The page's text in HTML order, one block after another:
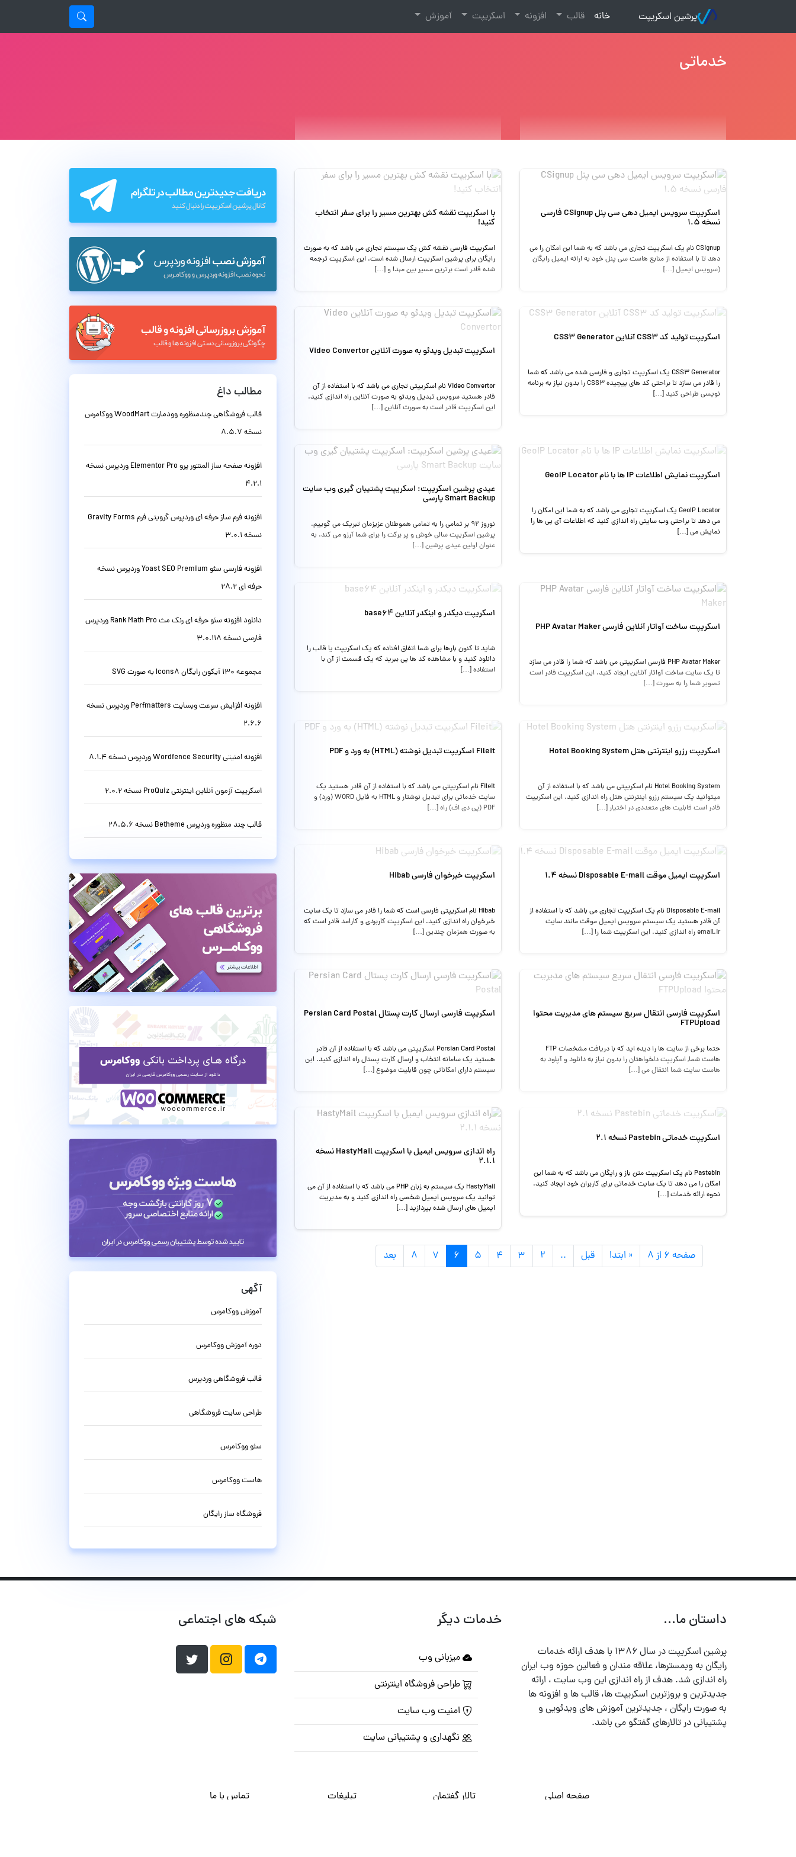
پرشین اسکریپت خانه
(current) قالب افزونه اسکریپت آموزش
خدماتی
اسکریپت سرویس ایمیل دهی سی پنل CSignup فارسی
نسخه 1.5
CSignup نام یک اسکریپت تجاری می باشد که به شما این امکان را می
دهد تا با استفاده از منابع هاست سی پنل خود به ارائه ایمیل رایگان
(سرویس ایمیل […]
با اسکریپت نقشه کش بهترین مسیر را برای سفر انتخاب
کنید!
اسکریپت فارسی نقشه کش یک سیستم تجاری می باشد که به صورت
رایگان برای پرشین اسکریپت ارسال شده است. این اسکریپت ترجمه
شده قادر است برترین مسیر بین مبدا و […]
اسکریپت تولید کد CSS3 آنلاین CSS3 Generator
CSS3 Generator یک اسکریپت تجاری و فارسی شده می باشد که شما
را قادر می سازد تا براحتی کد های پیچیده CSS3 را بدون نیاز به برنامه
نویسی طراحی کنید […]
اسکریپت تبدیل ویدئو به صورت آنلاین Video Convertor
Video Convertor نام اسکریپتی تجاری می باشد که با استفاده از آن
قادر هستید سرویس تبدیل ویدئو به صورت آنلاین راه اندازی کنید.
این اسکریپت قادر است به صورت آنلاین […]
اسکریپت نمایش اطلاعات IP ها با نام GeoIP Locator
GeoIP Locator یک اسکریپت تجاری می باشد که به شما این امکان را
می دهد تا براحتی وب سایتی راه اندازی کنید که اطلاعات آی پی ها را
نمایش می […]
عیدی پرشین اسکریپت: اسکریپت پشتیبان گیری وب سایت
Smart Backup پارسی
نوروز ۹۲ بر تمامی را به تمامی هموطنان عزیزمان تبریک می گوییم.
پرشین اسکریپت سالی خوش و پر برکت را برای شما آرزو می کند. به
عنوان اولین عیدی پرشین […]
اسکریپت ساخت آواتار آنلاین فارسی PHP Avatar Maker
PHP Avatar Maker فارسی اسکریپتی می باشد که شما را قادر می سازد
تا یک سایت ساخت آواتار آنلاین ایجاد کنید. این اسکریپت قادر است
تصویر شما را به صورت […]
اسکریپت دیکدر و اینکدر آنلاین base64
شاید تا کنون بارها برای شما اتفاق افتاده که یک اسکریپت یا قالب را
دانلود کنید و با مشاهده کد ها پی ببرید که یک قسمت از آن با
استفاده […]
اسکریپت رزرو اینترنتی هتل Hotel Booking System
Hotel Booking System نام اسکریپتی می باشد که با استفاده از آن
میتوانید یک سیستم رزرو اینترنتی هتل راه اندازی کنید. این اسکریپت
قادر است قابلیت های متعددی در اختیار […]
Fileit اسکریپت تبدیل نوشته (HTML) به ورد و PDF
Fileit نام اسکریپتی می باشد که با استفاده از آن قادر هستید یک
سایت خدماتی برای تبدیل نوشتار و HTML به فایل WORD (ورد) و
PDF (پی دی اف) راه […]
اسکریپت ایمیل موقت Disposable E-mail نسخه 1.4
Disposable E-mail نام یک اسکریپت تجاری می باشد که با استفاده از
آن قادر هستید یک سیستم سرویس ایمیل موقت مانند سایت
email.ir راه اندازی کنید. این اسکریپت شما را […]
اسکریپت خبرخوان فارسی Hibab
Hibab نام اسکریپتی فارسی است که شما را قادر می سازد تا یک سایت
خبرخوان راه اندازی کنید. این اسکریپت کاربردی و کارامد قادر است که
به صورت همزمان چندین […]
اسکریپت فارسی انتقال سریع سیستم های مدیریت محتوا
FTPUpload
حتما برخی از سایت ها را دیده اید که با دریافت مشخصات FTP
هاست شما, اسکریپت دلخواهتان را بدون نیاز به دانلود و آپلود به
هاست سایت شما انتقال می […]
اسکریپت فارسی ارسال کارت پستال Persian Card Postal
Persian Card Postal اسکریپتی می باشد که با استفاده از آن قادر
هستید یک سامانه انتخاب و ارسال کارت پستال راه اندازی کنید. این
سیستم دارای امکاناتی چون قابلیت موضوع […]
اسکریپت خدماتی Pastebin نسخه 2.1
Pastebin نام یک اسکریپت متن باز و رایگان می باشد که به شما این
امکان را می دهد تا یک سایت خدماتی برای کاربران خود ایجاد کنید.
نحوه ارائه خدمات […]
راه اندازی سرویس ایمیل با اسکریپت HastyMail نسخه
2.1.1
HastyMail یک سیستم به زبان PHP می باشد که با استفاده از آن می
توانید یک سرویس ایمیل شخصی راه اندازی کنید و به مدیریت
ایمیل های ارسال شده بپردازید […]
صفحه ۶ از ۸ « ابتدا قبل .. ۲ ۳ ۴ ۵ ۶ ۷ ۸ بعد
مطالب داغ
قالب فروشگاهی چندمنظوره وودمارت WoodMart ووکامرس
نسخه 8.5.7
افزونه صفحه ساز المنتور پرو Elementor Pro وردپرس نسخه
4.2.1
افزونه فرم ساز حرفه ای وردپرس گرویتی فرم Gravity Forms
نسخه 3.0.1
افزونه فارسی سئو Yoast SEO Premium وردپرس نسخه
حرفه ای 28.2
دانلود افزونه سئو حرفه ای رنک مث Rank Math Pro وردپرس
فارسی نسخه 3.0.118
مجموعه 130 آیکون رایگان Icons8 به صورت SVG
افزونه افزایش سرعت وبسایت Perfmatters وردپرس نسخه
2.6.6
افزونه امنیتی Wordfence Security وردپرس نسخه 8.1.4
اسکریپت آزمون آنلاین اینترنتی ProQuiz نسخه 2.0.2
قالب چند منظوره وردپرس Betheme نسخه 28.5.6
آگهی
آموزش ووکامرس
دوره آموزش ووکامرس
قالب فروشگاهی وردپرس
طراحی سایت فروشگاهی
سئو ووکامرس
هاست ووکامرس
فروشگاه ساز رایگان
داستان ما...
پرشین اسکریپت در سال ۱۳۸۶ با هدف ارائه خدمات
رایگان به وبمسترها، علاقه مندان و فعالین حوزه وب ایران
راه اندازی شد. هدف از راه اندازی این وب سایت ، ارائه
جدیدترین و بروزترین اسکریپت ها، قالب ها و افزونه ها
به صورت رایگان ، جدیدترین آموزش های ویدئویی و
پشتیبانی در تالارهای گفتگو می باشد.
خدمات دیگر
میزبانی وب
طراحی فروشگاه اینترنتی
امنیت وب سایت
نگهداری و پشتیبانی سایت
شبکه های اجتماعی
صفحه اصلی تالار گفتمان تبلیغات تماس با ما